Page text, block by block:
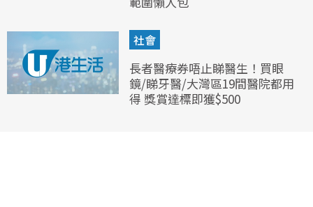
社會
長者醫療券唔止睇醫生！買眼
鏡/睇牙醫/大灣區19間醫院都用
得 獎賞達標即獲$500